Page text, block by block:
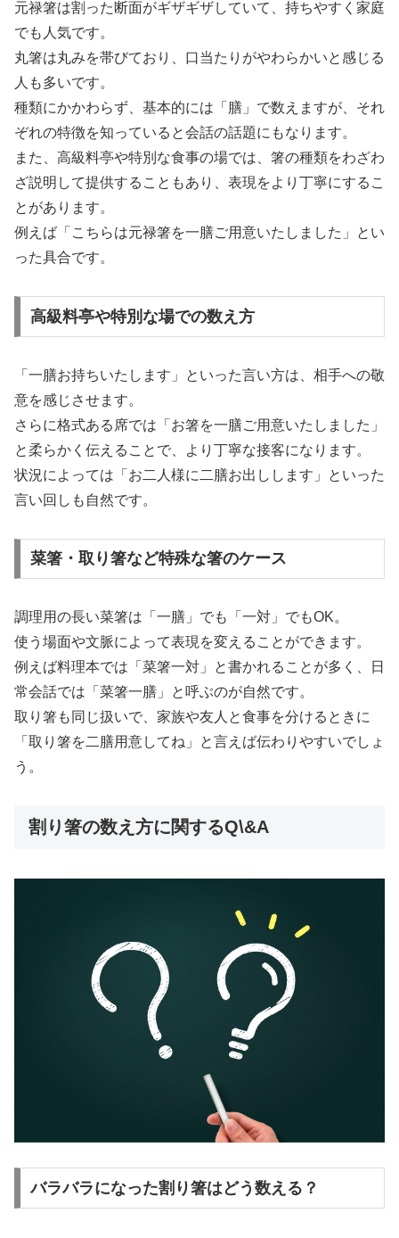
元禄箸は割った断面がギザギザしていて、持ちやすく家庭
でも人気です。
丸箸は丸みを帯びており、口当たりがやわらかいと感じる
人も多いです。
種類にかかわらず、基本的には「膳」で数えますが、それ
ぞれの特徴を知っていると会話の話題にもなります。
また、高級料亭や特別な食事の場では、箸の種類をわざわ
ざ説明して提供することもあり、表現をより丁寧にするこ
とがあります。
例えば「こちらは元禄箸を一膳ご用意いたしました」とい
った具合です。
高級料亭や特別な場での数え方
「一膳お持ちいたします」といった言い方は、相手への敬
意を感じさせます。
さらに格式ある席では「お箸を一膳ご用意いたしました」
と柔らかく伝えることで、より丁寧な接客になります。
状況によっては「お二人様に二膳お出しします」といった
言い回しも自然です。
菜箸・取り箸など特殊な箸のケース
調理用の長い菜箸は「一膳」でも「一対」でもOK。
使う場面や文脈によって表現を変えることができます。
例えば料理本では「菜箸一対」と書かれることが多く、日
常会話では「菜箸一膳」と呼ぶのが自然です。
取り箸も同じ扱いで、家族や友人と食事を分けるときに
「取り箸を二膳用意してね」と言えば伝わりやすいでしょ
う。
割り箸の数え方に関するQ\&A
バラバラになった割り箸はどう数える？